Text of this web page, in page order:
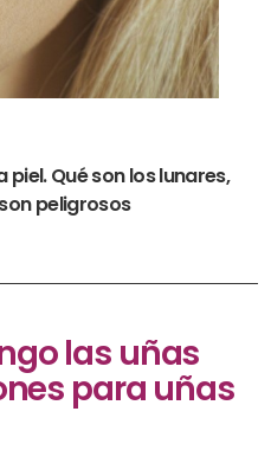
piel. Qué son los lunares,
peligrosos
las uñas
para uñas